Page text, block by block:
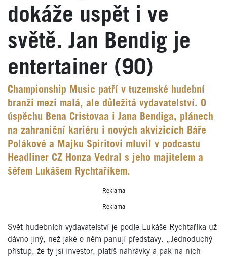
dokáže uspět i ve
světě. Jan Bendig je
entertainer (90)
Championship Music patří v tuzemské hudební
branži mezi malá, ale důležitá vydavatelství. O
úspěchu Bena Cristovaa i Jana Bendiga, plánech
na zahraniční kariéru i nových akvizicích Báře
Polákové a Majku Spiritovi mluvil v podcastu
Headliner CZ Honza Vedral s jeho majitelem a
šéfem Lukášem Rychtaříkem.
Reklama
Reklama
Svět hudebních vydavatelství je podle Lukáše Rychtaříka už
dávno jiný, než jaké o něm panují představy. „Jednoduchý
přístup, že ty jsi investor, platíš nahrávky a pak na nich